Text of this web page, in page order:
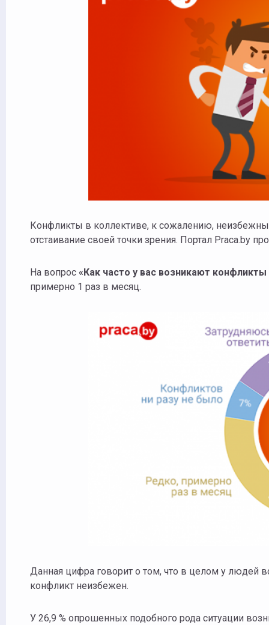
Конфликты в коллективе, к сожалению,
отстаивание своей точки зрения. Портал Praca.by
На вопрос «Как часто у вас возникают конфликты
примерно 1 раз в месяц.
Данная цифра говорит о том, что в целом у людей
конфликт неизбежен.
У 26,9 % опрошенных подобного рода ситуации